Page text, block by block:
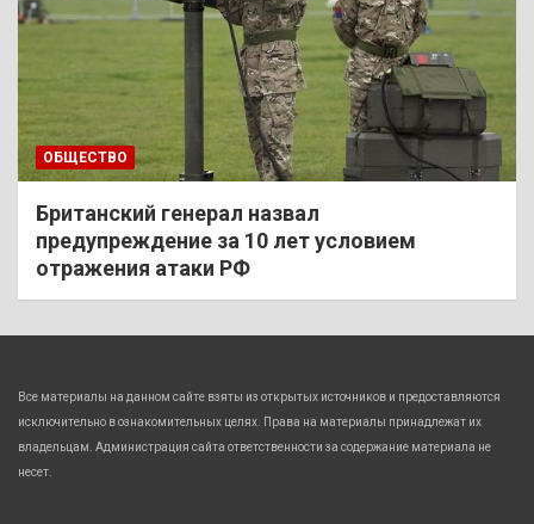
ОБЩЕСТВО
Британский генерал назвал
предупреждение за 10 лет условием
отражения атаки РФ
Все материалы на данном сайте взяты из открытых источников и предоставляются
исключительно в ознакомительных целях. Права на материалы принадлежат их
владельцам. Администрация сайта ответственности за содержание материала не
несет.